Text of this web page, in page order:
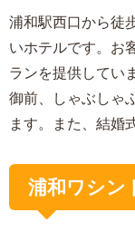
浦和駅西口から徒
いホテルです。お
ランを提供してい
御前、しゃぶしゃ
ます。また、結婚
浦和ワシン